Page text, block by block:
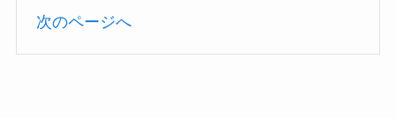
次のページへ